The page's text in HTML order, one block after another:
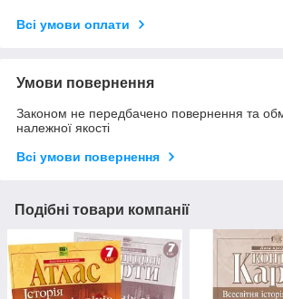
Всі умови оплати
Умови повернення
Законом не передбачено повернення та
належної якості
Всі умови повернення
Подібні товари компанії